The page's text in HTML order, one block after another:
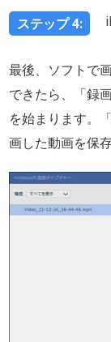
ステップ 4:
最後、ソフトで
できたら、「録
を始まります。
画した動画を保